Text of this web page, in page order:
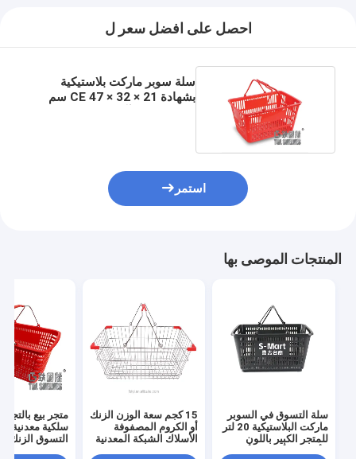
احصل على افضل سعر ل
سلة سوبر ماركت بلاستيكية
بشهادة CE 47 × 32 × 21 سم
استمر
المنتجات الموصى بها
سلة التسوق في السوبر
ماركت البلاستيكية 20 لتر
للمتجر الكبير باللون
15 كجم سعة الوزن الزنك
أو الكروم المصفوفة
الأسلاك الشبكة المعدنية
متجر بيع
سلكية معدنية
التسوق الزنك